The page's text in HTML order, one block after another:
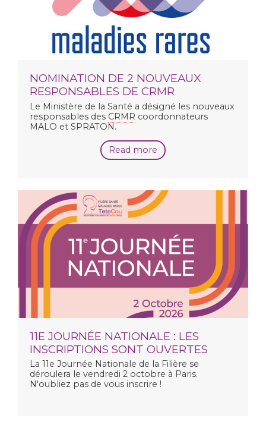
NOMINATION DE 2 NOUVEAUX
RESPONSABLES DE CRMR
Le Ministère de la Santé a désigné les nouveaux
responsables des CRMR coordonnateurs
MALO et SPRATON.
Read more
11E JOURNÉE NATIONALE : LES
INSCRIPTIONS SONT OUVERTES
La 11e Journée Nationale de la Filière se
déroulera le vendredi 2 octobre à Paris.
N'oubliez pas de vous inscrire !